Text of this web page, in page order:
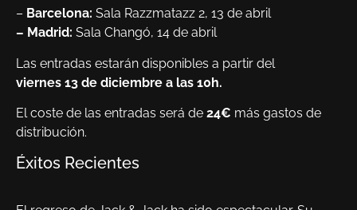
– Barcelona: Sala Razzmatazz 2, 13 de abril
– Madrid: Sala Changó, 14 de abril
Las entradas estarán disponibles a partir del
viernes 13 de diciembre a las 10h.
El coste de las entradas será de 24€ más gastos de
distribución.
Éxitos Recientes